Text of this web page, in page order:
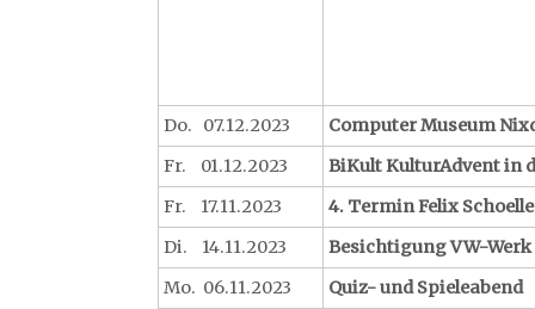
Do. 07.12.2023
Computer Museum
Fr. 01.12.2023
BiKult KulturAdvent in
Fr. 17.11.2023
4. Termin Felix
Di. 14.11.2023
Besichtigung VW-
Mo. 06.11.2023
Quiz- und Spieleabend